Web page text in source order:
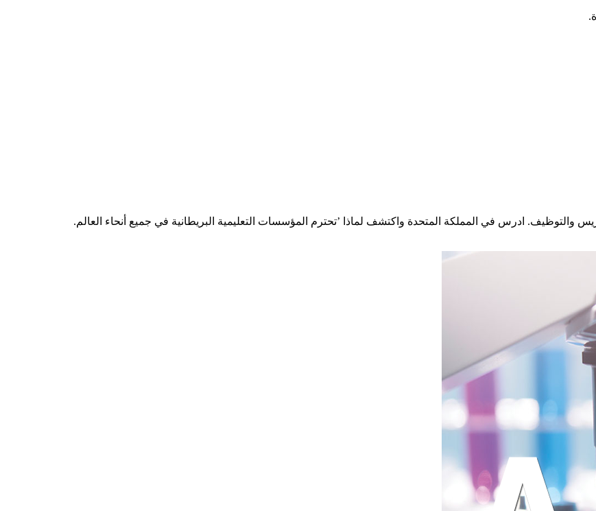
والتوظيف. ادرس في المملكة المتحدة واكتشف لماذا ’تحترم المؤسسات التعليمية البريطانية في جميع أنحاء العالم.